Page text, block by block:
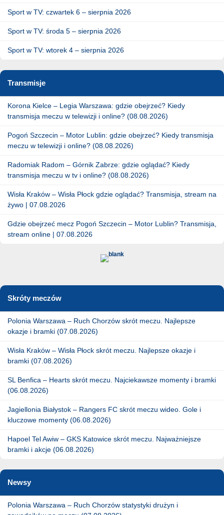
Sport w TV: czwartek 6 – sierpnia 2026
Sport w TV: środa 5 – sierpnia 2026
Sport w TV: wtorek 4 – sierpnia 2026
Transmisje
Korona Kielce – Legia Warszawa: gdzie obejrzeć? Kiedy
transmisja meczu w telewizji i online? (08.08.2026)
Pogoń Szczecin – Motor Lublin: gdzie obejrzeć? Kiedy transmisja
meczu w telewizji i online? (08.08.2026)
Radomiak Radom – Górnik Zabrze: gdzie oglądać? Kiedy
transmisja meczu w tv i online? (08.08.2026)
Wisła Kraków – Wisła Płock gdzie oglądać? Transmisja, stream na
żywo | 07.08.2026
Gdzie obejrzeć mecz Pogoń Szczecin – Motor Lublin? Transmisja,
stream online | 07.08.2026
Skróty meczów
Polonia Warszawa – Ruch Chorzów skrót meczu. Najlepsze
okazje i bramki (07.08.2026)
Wisła Kraków – Wisła Płock skrót meczu. Najlepsze okazje i
bramki (07.08.2026)
SL Benfica – Hearts skrót meczu. Najciekawsze momenty i bramki
(06.08.2026)
Jagiellonia Białystok – Rangers FC skrót meczu wideo. Gole i
kluczowe momenty (06.08.2026)
Hapoel Tel Awiw – GKS Katowice skrót meczu. Najważniejsze
bramki i akcje (06.08.2026)
Newsy
Polonia Warszawa – Ruch Chorzów statystyki drużyn i